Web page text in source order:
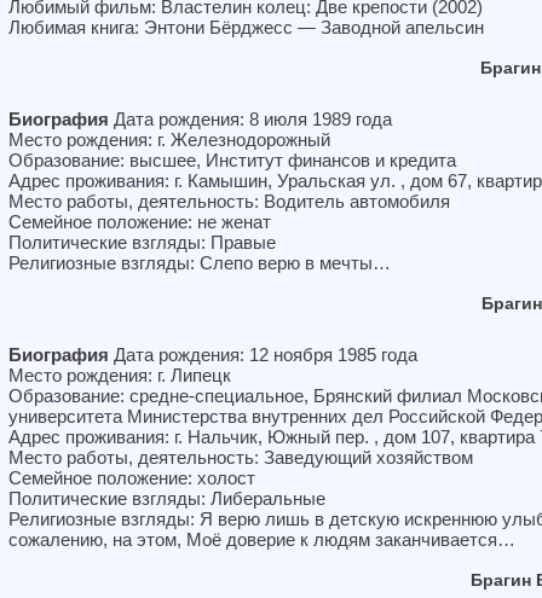
Любимый фильм: Властелин колец: Две крепости (2002)
Любимая книга: Энтони Бёрджесс — Заводной апельсин
Биография Дата рождения: 8 июля 1989 года
Место рождения: г. Железнодорожный
Образование: высшее, Институт финансов и кредита
Адрес проживания: г. Камышин, Уральская ул. , дом 67,
Место работы, деятельность: Водитель автомобиля
Семейное положение: не женат
Политические взгляды: Правые
Религиозные взгляды: Слепо верю в мечты…
Биография Дата рождения: 12 ноября 1985 года
Место рождения: г. Липецк
Образование: средне-специальное, Брянский филиал
университета Министерства внутренних дел Российской
Адрес проживания: г. Нальчик, Южный пер. , дом 107, квартира
Место работы, деятельность: Заведующий хозяйством
Семейное положение: холост
Политические взгляды: Либеральные
Религиозные взгляды: Я верю лишь в детскую искреннюю
сожалению, на этом, Моё доверие к людям заканчивается…
Брагин